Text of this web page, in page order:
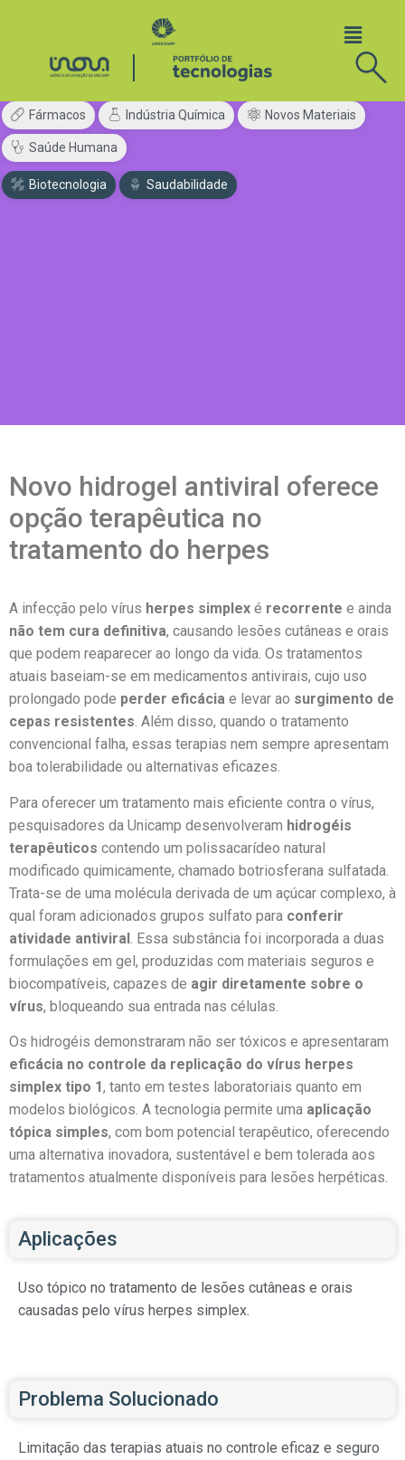
Fármacos Indústria Química Novos Materiais
Saúde Humana
Biotecnologia Saudabilidade
Novo hidrogel antiviral oferece
opção terapêutica no
tratamento do herpes
A infecção pelo vírus herpes simplex é recorrente e ainda
não tem cura definitiva, causando lesões cutâneas e orais
que podem reaparecer ao longo da vida. Os tratamentos
atuais baseiam-se em medicamentos antivirais, cujo uso
prolongado pode perder eficácia e levar ao surgimento de
cepas resistentes. Além disso, quando o tratamento
convencional falha, essas terapias nem sempre apresentam
boa tolerabilidade ou alternativas eficazes.
Para oferecer um tratamento mais eficiente contra o vírus,
pesquisadores da Unicamp desenvolveram hidrogéis
terapêuticos contendo um polissacarídeo natural
modificado quimicamente, chamado botriosferana sulfatada.
Trata-se de uma molécula derivada de um açúcar complexo, à
qual foram adicionados grupos sulfato para conferir
atividade antiviral . Essa substância foi incorporada a duas
formulações em gel, produzidas com materiais seguros e
biocompatíveis, capazes de agir diretamente sobre o
vírus, bloqueando sua entrada nas células.
Os hidrogéis demonstraram não ser tóxicos e apresentaram
eficácia no controle da replicação do vírus herpes
simplex tipo 1, tanto em testes laboratoriais quanto em
modelos biológicos. A tecnologia permite uma aplicação
tópica simples, com bom potencial terapêutico, oferecendo
uma alternativa inovadora, sustentável e bem tolerada aos
tratamentos atualmente disponíveis para lesões herpéticas.
Aplicações
Uso tópico no tratamento de lesões cutâneas e orais
causadas pelo vírus herpes simplex.
Problema Solucionado
Limitação das terapias atuais no controle eficaz e seguro